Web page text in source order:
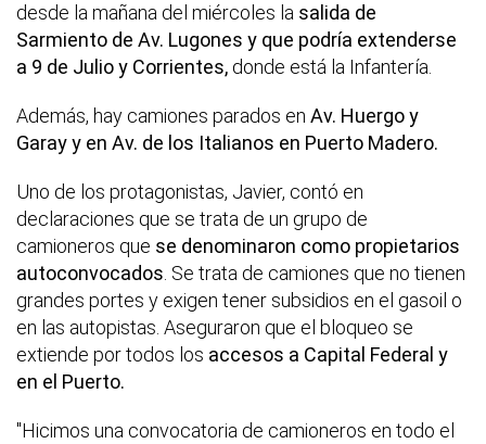
desde la mañana del miércoles la salida de
Sarmiento de Av. Lugones y que podría extenderse
a 9 de Julio y Corrientes, donde está la Infantería.
Además, hay camiones parados en Av. Huergo y
Garay y en Av. de los Italianos en Puerto Madero.
Uno de los protagonistas, Javier, contó en
declaraciones que se trata de un grupo de
camioneros que se denominaron como propietarios
autoconvocados. Se trata de camiones que no tienen
grandes portes y exigen tener subsidios en el gasoil o
en las autopistas. Aseguraron que el bloqueo se
extiende por todos los accesos a Capital Federal y
en el Puerto.
"Hicimos una convocatoria de camioneros en todo el